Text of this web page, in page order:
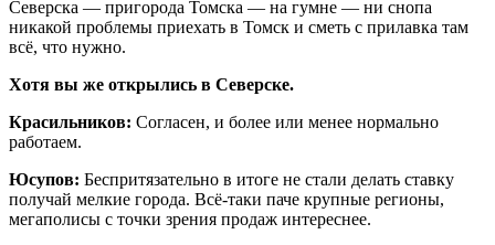
Северска — пригорода Томска — на гумне — ни снопа
никакой проблемы приехать в Томск и сметь с прилавка там
всё, что нужно.
Хотя вы же открылись в Северске.
Красильников: Согласен, и более или менее нормально
работаем.
Юсупов: Беспритязательно в итоге не стали делать ставку
получай мелкие города. Всё-таки паче крупные регионы,
мегаполисы с точки зрения продаж интереснее.